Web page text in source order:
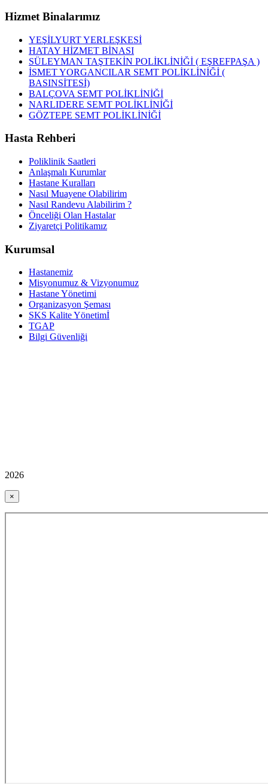
Hizmet Binalarımız
YEŞİLYURT YERLEŞKESİ
HATAY HİZMET BİNASI
SÜLEYMAN TAŞTEKİN POLİKLİNİĞİ ( EŞREFPAŞA )
İSMET YORGANCILAR SEMT POLİKLİNİĞİ (
BASINSİTESİ)
BALÇOVA SEMT POLİKLİNİĞİ
NARLIDERE SEMT POLİKLİNİĞİ
GÖZTEPE SEMT POLİKLİNİĞİ
Hasta Rehberi
Poliklinik Saatleri
Anlaşmalı Kurumlar
Hastane Kuralları
Nasıl Muayene Olabilirim
Nasıl Randevu Alabilirim ?
Önceliği Olan Hastalar
Ziyaretçi Politikamız
Kurumsal
Hastanemiz
Misyonumuz & Vizyonumuz
Hastane Yönetimi
Organizasyon Şeması
SKS Kalite Yönetimİ
TGAP
Bilgi Güvenliği
2026
×